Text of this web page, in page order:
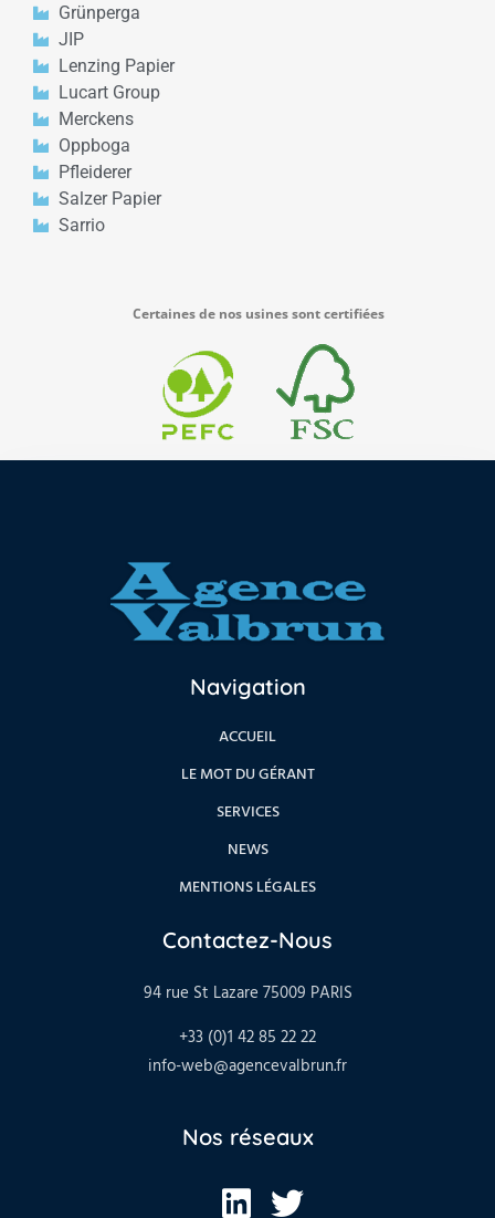
Grünperga
JIP
Lenzing Papier
Lucart Group
Merckens
Oppboga
Pfleiderer
Salzer Papier
Sarrio
Certaines de nos usines sont certifiées
Navigation
ACCUEIL
LE MOT DU GÉRANT
SERVICES
NEWS
MENTIONS LÉGALES
Contactez-Nous
94 rue St Lazare 75009 PARIS
+33 (0)1 42 85 22 22
info-web@agencevalbrun.fr
Nos réseaux